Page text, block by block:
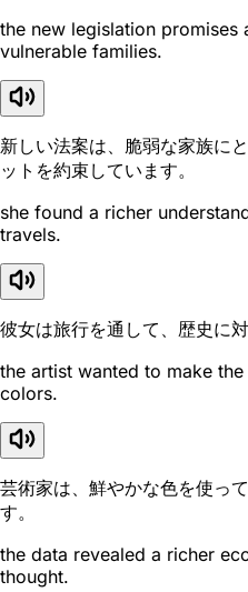
the new legislation promises
vulnerable families.
新しい法案は、脆弱な家族に
ットを約束しています。
she found a richer
travels.
彼女は旅行を通して、歴史に
the artist wanted to make
colors.
芸術家は、鮮やかな色を使っ
す。
the data revealed a richer
thought.